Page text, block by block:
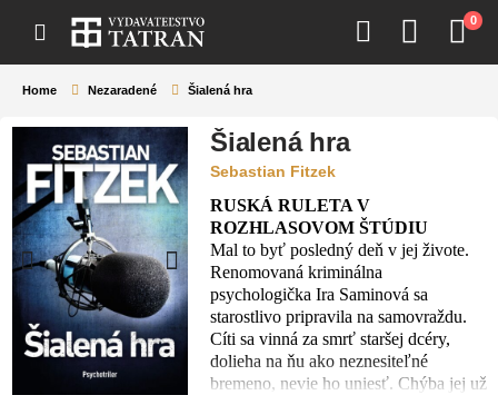
0
Home Nezaradené Šialená hra
Šialená hra
Sebastian Fitzek
RUSKÁ RULETA V
ROZHLASOVOM ŠTÚDIU
Mal to byť posledný deň v jej živote.
Renomovaná kriminálna
psychologička Ira Saminová sa
starostlivo pripravila na samovraždu.
Cíti sa vinná za smrť staršej dcéry,
dolieha na ňu ako neznesiteľné
bremeno, nevie ho uniesť. Chýba jej už